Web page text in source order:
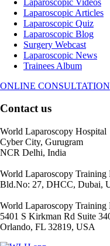
Laparoscopic Articles
Laparoscopic Quiz
Laparoscopic Blog
Surgery Webcast
Laparoscopic News
Trainees Album
ONLINE CONSULTATION
Contact us
World Laparoscopy Hospital
Cyber City, Gurugram
NCR Delhi, India
World Laparoscopy Training
Bld.No: 27, DHCC, Dubai,
World Laparoscopy Training
5401 S Kirkman Rd Suite
Orlando, FL 32819, USA